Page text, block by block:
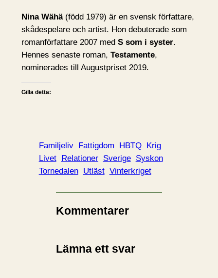
Nina Wähä(född 1979) är en svensk författare,
skådespelare och artist. Hon debuterade som
romanförfattare 2007 med S som i syster.
Hennes senaste roman, Testamente,
nominerades till Augustpriset 2019.
Gilla detta:
Familjeliv Fattigdom HBTQ Krig
Livet Relationer Sverige Syskon
Tornedalen Utläst Vinterkriget
Kommentarer
Lämna ett svar